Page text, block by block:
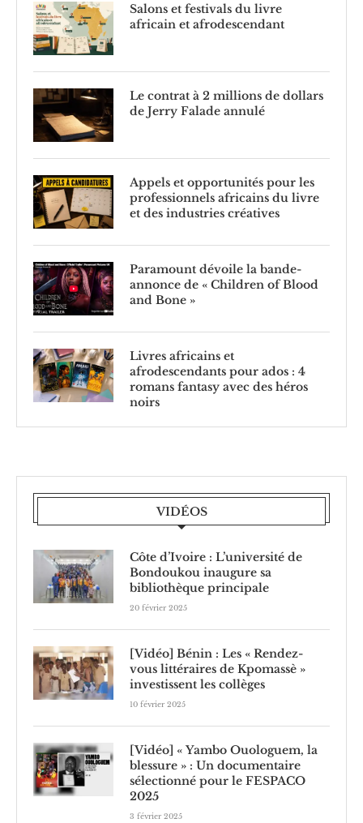
Salons et festivals du livre
africain et afrodescendant
Le contrat à 2 millions de dollars
de Jerry Falade annulé
Appels et opportunités pour les
professionnels africains du livre
et des industries créatives
Paramount dévoile la bande-
annonce de « Children of Blood
and Bone »
Livres africains et
afrodescendants pour ados : 4
romans fantasy avec des héros
noirs
VIDÉOS
Côte d’Ivoire : L’université de
Bondoukou inaugure sa
bibliothèque principale
20 février 2025
[Vidéo] Bénin : Les « Rendez-
vous littéraires de Kpomassè »
investissent les collèges
10 février 2025
[Vidéo] « Yambo Ouologuem, la
blessure » : Un documentaire
sélectionné pour le FESPACO
2025
3 février 2025